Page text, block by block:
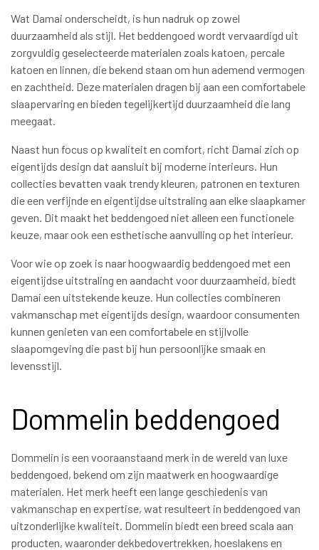
Wat Damai onderscheidt, is hun nadruk op zowel
duurzaamheid als stijl. Het beddengoed wordt vervaardigd uit
zorgvuldig geselecteerde materialen zoals katoen, percale
katoen en linnen, die bekend staan om hun ademend vermogen
en zachtheid. Deze materialen dragen bij aan een comfortabele
slaapervaring en bieden tegelijkertijd duurzaamheid die lang
meegaat.
Naast hun focus op kwaliteit en comfort, richt Damai zich op
eigentijds design dat aansluit bij moderne interieurs. Hun
collecties bevatten vaak trendy kleuren, patronen en texturen
die een verfijnde en eigentijdse uitstraling aan elke slaapkamer
geven. Dit maakt het beddengoed niet alleen een functionele
keuze, maar ook een esthetische aanvulling op het interieur.
Voor wie op zoek is naar hoogwaardig beddengoed met een
eigentijdse uitstraling en aandacht voor duurzaamheid, biedt
Damai een uitstekende keuze. Hun collecties combineren
vakmanschap met eigentijds design, waardoor consumenten
kunnen genieten van een comfortabele en stijlvolle
slaapomgeving die past bij hun persoonlijke smaak en
levensstijl.
Dommelin beddengoed
Dommelin is een vooraanstaand merk in de wereld van luxe
beddengoed, bekend om zijn maatwerk en hoogwaardige
materialen. Het merk heeft een lange geschiedenis van
vakmanschap en expertise, wat resulteert in beddengoed van
uitzonderlijke kwaliteit. Dommelin biedt een breed scala aan
producten, waaronder dekbedovertrekken, hoeslakens en